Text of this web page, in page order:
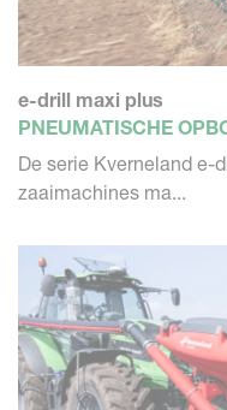
e-drill maxi plus
PNEUMATISCHE
De serie Kverneland e-
zaaimachines ma...